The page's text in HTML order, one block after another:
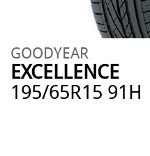
GOODYEAR
EXCELLENCE
195/65R15 91H